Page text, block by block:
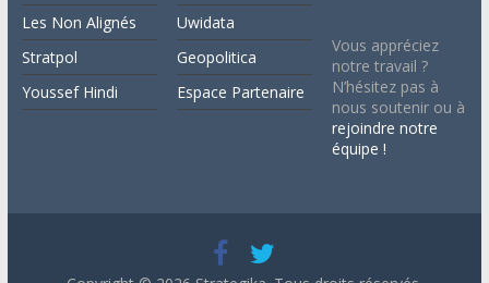
Les Non Alignés
Stratpol
Youssef Hindi
Uwidata
Geopolitica
Espace Partenaire
Vous appréciez
notre travail ?
N’hésitez pas à
nous soutenir ou à
rejoindre notre
équipe !